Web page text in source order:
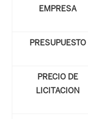
EMPRESA
PRESUPUESTO
PRECIO DE
LICITACION